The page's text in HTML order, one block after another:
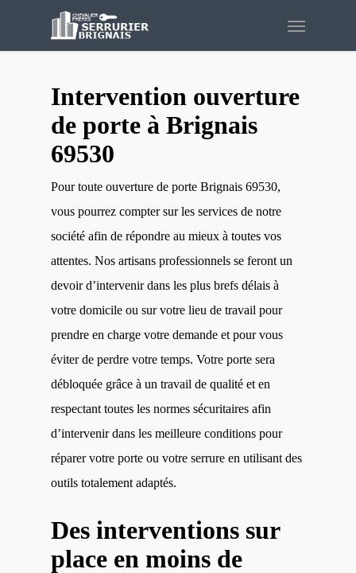
Menu
Intervention ouverture
de porte à Brignais
69530
Pour toute ouverture de porte Brignais 69530,
vous pourrez compter sur les services de notre
société afin de répondre au mieux à toutes vos
attentes. Nos artisans professionnels se feront un
devoir d’intervenir dans les plus brefs délais à
votre domicile ou sur votre lieu de travail pour
prendre en charge votre demande et pour vous
éviter de perdre votre temps. Votre porte sera
débloquée grâce à un travail de qualité et en
respectant toutes les normes sécuritaires afin
d’intervenir dans les meilleure conditions pour
réparer votre porte ou votre serrure en utilisant des
outils totalement adaptés.
Des interventions sur
place en moins de